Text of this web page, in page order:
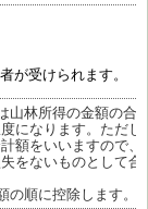
が受けられます。
林所得の金額の合
になります。ただし
額をいいますので、
をないものとして合
順に控除します。